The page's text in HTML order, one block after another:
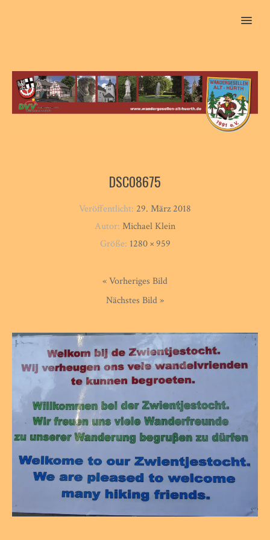
MENU
DSC08675
Veröffentlicht: 29. März 2018
Autor: Michael Klein
Größe: 1280 × 959
« Vorheriges Bild
Nächstes Bild »